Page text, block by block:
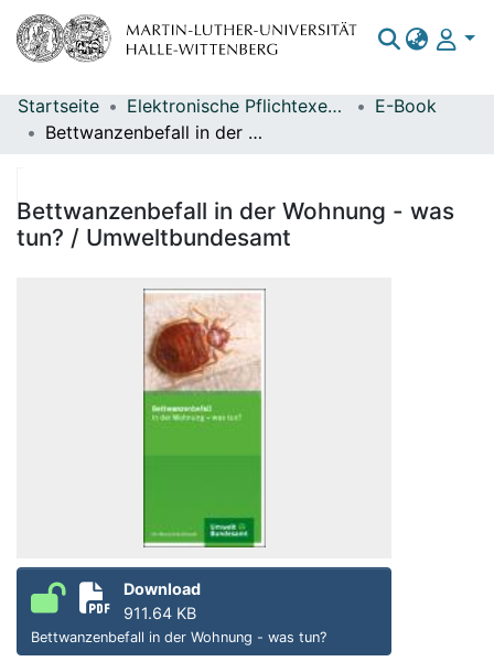
Bereiche & Sammlungen
Statistiken
Startseite Elektronische Pflichtexemplare
E-Book
Bettwanzenbefall in der Wohnung - was tun? / Umweltbundesamt
Bettwanzenbefall in der Wohnung - was
tun? / Umweltbundesamt
Download
911.64 KB
Bettwanzenbefall in der Wohnung - was tun?